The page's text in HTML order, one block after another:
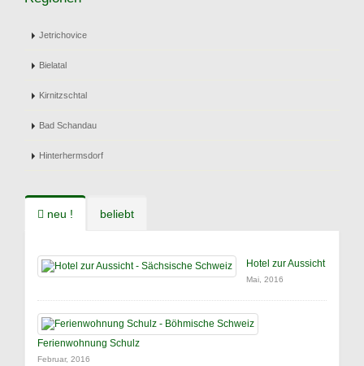
Jetrichovice
Bielatal
Kirnitzschtal
Bad Schandau
Hinterhermsdorf
neu ! beliebt
Hotel zur Aussicht
Mai, 2016
Ferienwohnung Schulz
Februar, 2016